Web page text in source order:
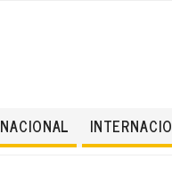
NACIONAL